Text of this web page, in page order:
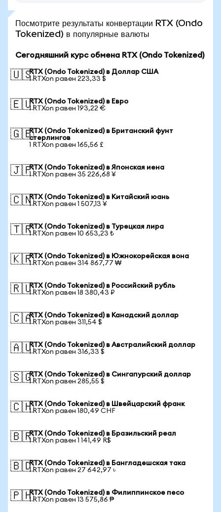
Посмотрите результаты конвертации RTX (Ondo
Tokenized) в популярные валюты
Сегодняшний курс обмена RTX (Ondo Tokenized)
🇺🇸RTX (Ondo Tokenized) в Доллар США
1 RTXon равен 223,33 $
🇪🇺RTX (Ondo Tokenized) в Евро
1 RTXon равен 193,22 €
🇬🇧RTX (Ondo Tokenized) в Британский фунт
стерлингов
1 RTXon равен 165,56 £
🇯🇵RTX (Ondo Tokenized) в Японская иена
1 RTXon равен 35 226,68 ¥
🇨🇳RTX (Ondo Tokenized) в Китайский юань
1 RTXon равен 1 507,13 ¥
🇹🇷RTX (Ondo Tokenized) в Турецкая лира
1 RTXon равен 10 653,23 ₺
🇰🇷RTX (Ondo Tokenized) в Южнокорейская вона
1 RTXon равен 314 867,77 ₩
🇷🇺RTX (Ondo Tokenized) в Российский рубль
1 RTXon равен 18 380,43 ₽
🇨🇦RTX (Ondo Tokenized) в Канадский доллар
1 RTXon равен 311,54 $
🇦🇺RTX (Ondo Tokenized) в Австралийский доллар
1 RTXon равен 316,33 $
🇸🇬RTX (Ondo Tokenized) в Сингапурский доллар
1 RTXon равен 285,55 $
🇨🇭RTX (Ondo Tokenized) в Швейцарский франк
1 RTXon равен 180,49 CHF
🇧🇷RTX (Ondo Tokenized) в Бразильский реал
1 RTXon равен 1 141,49 R$
🇧🇩RTX (Ondo Tokenized) в Бангладешская така
1 RTXon равен 27 642,97 ৳
🇵🇭RTX (Ondo Tokenized) в Филиппинское песо
1 RTXon равен 13 575,86 ₱